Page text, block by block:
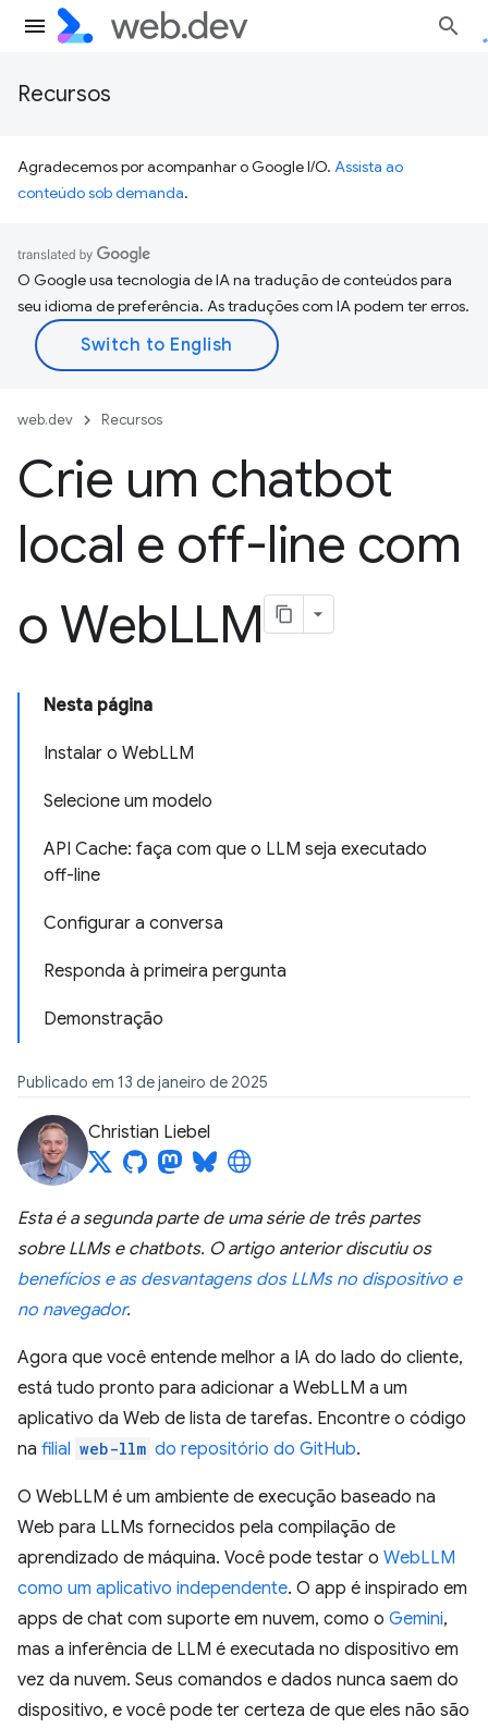
Recursos
Agradecemos por acompanhar o Google I/O. Assista ao
conteúdo sob demanda.
O Google usa tecnologia de IA na tradução de conteúdos para
seu idioma de preferência. As traduções com IA podem ter erros.
web.dev Recursos
Crie um chatbot
local e off-line com
o WebLLM
Nesta página
Instalar o WebLLM
Selecione um modelo
API Cache: faça com que o LLM seja executado
off-line
Configurar a conversa
Responda à primeira pergunta
Demonstração
Publicado em 13 de janeiro de 2025
Christian Liebel
Esta é a segunda parte de uma série de três partes
sobre LLMs e chatbots. O artigo anterior discutiu os
benefícios e as desvantagens dos LLMs no dispositivo e
no navegador.
Agora que você entende melhor a IA do lado do cliente,
está tudo pronto para adicionar a WebLLM a um
aplicativo da Web de lista de tarefas. Encontre o código
na filial web-llm do repositório do GitHub.
O WebLLM é um ambiente de execução baseado na
Web para LLMs fornecidos pela compilação de
aprendizado de máquina. Você pode testar o WebLLM
como um aplicativo independente. O app é inspirado em
apps de chat com suporte em nuvem, como o Gemini,
mas a inferência de LLM é executada no dispositivo em
vez da nuvem. Seus comandos e dados nunca saem do
dispositivo, e você pode ter certeza de que eles não são